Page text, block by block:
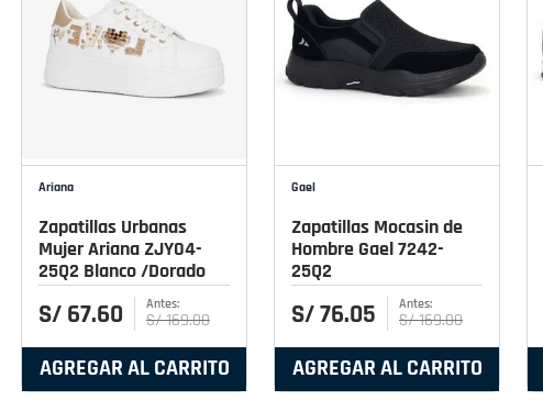
Ariana
Zapatillas Urbanas
Mujer Ariana ZJY04-
25Q2 Blanco /Dorado
S/ 67.60 S/169.00
AGREGAR AL CARRITO
Gael
Zapatillas Mocasin de
Hombre Gael 7242-
25Q2
S/76.05 S/169.00
AGREGAR AL CARRITO